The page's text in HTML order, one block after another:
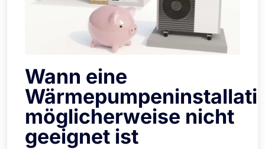
Wann eine
möglicherweise nicht
geeignet ist